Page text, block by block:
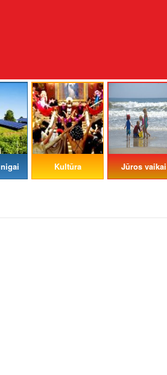
Kultūra Jūros vaikai